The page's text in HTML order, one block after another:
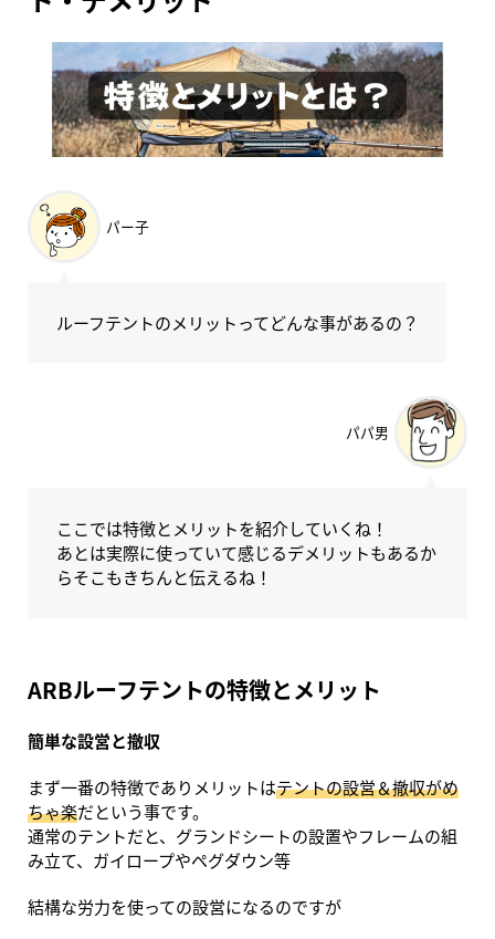
パー子
ルーフテントのメリットってどんな事があるの？
パパ男
ここでは特徴とメリットを紹介していくね！
あとは実際に使っていて感じるデメリットもあるか
らそこもきちんと伝えるね！
ARBルーフテントの特徴とメリット
簡単な設営と撤収
まず一番の特徴でありメリットはテントの設営＆撤収がめ
ちゃ楽だという事です。
通常のテントだと、グランドシートの設置やフレームの組
み立て、ガイロープやペグダウン等
結構な労力を使っての設営になるのですが